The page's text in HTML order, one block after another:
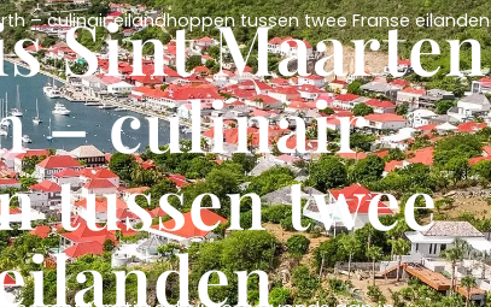
– culinair eilandhoppen tussen twee Franse eilanden
Sint Maarten
– culinair
tussen twee